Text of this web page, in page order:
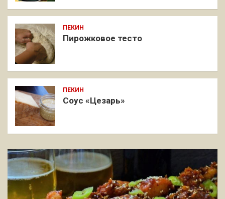
ПЕКИН
Пирожковое тесто
ПЕКИН
Соус «Цезарь»